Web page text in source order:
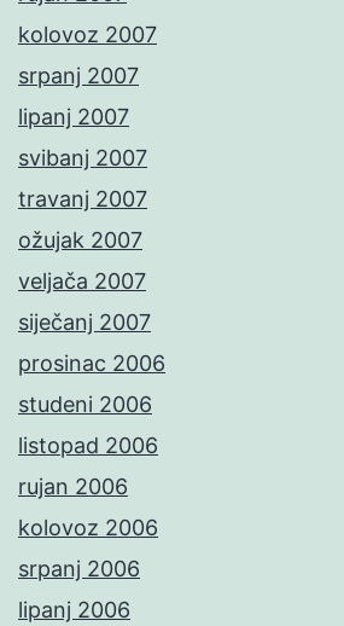
kolovoz 2007
srpanj 2007
lipanj 2007
svibanj 2007
travanj 2007
ožujak 2007
veljača 2007
siječanj 2007
prosinac 2006
studeni 2006
listopad 2006
rujan 2006
kolovoz 2006
srpanj 2006
lipanj 2006